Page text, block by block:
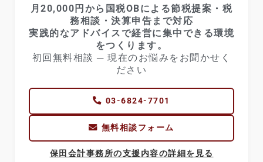
月20,000円から国税OBによる節税提案・税
務相談・決算申告まで対応
実践的なアドバイスで経営に集中できる環境
をつくります。
初回無料相談 ─ 現在のお悩みをお聞かせく
ださい
03-6824-7701
無料相談フォーム
保田会計事務所の支援内容の詳細を見る